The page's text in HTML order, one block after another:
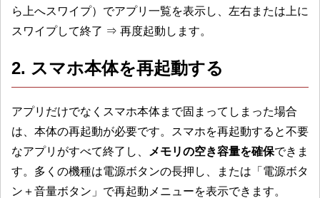
ら上へスワイプ）でアプリ一覧を表示し、左右または上に
スワイプして終了 ⇒ 再度起動します。
2. スマホ本体を再起動する
アプリだけでなくスマホ本体まで固まってしまった場合
は、本体の再起動が必要です。スマホを再起動すると不要
なアプリがすべて終了し、
メモリの空き容量を確保できま
す。多くの機種は電源ボタンの長押し、または「電源ボタ
ン＋音量ボタン」で再起動メニューを表示できます。